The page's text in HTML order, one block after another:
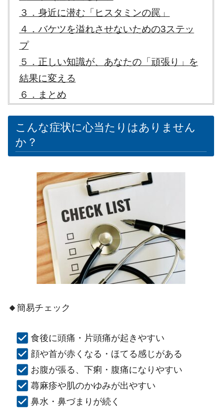
３．身近に潜む「ヒスタミンの罠」
４．バケツを溢れさせないための3ステッ
プ
５．正しい知識が、あなたの「頑張り」を
結果に変える
６．まとめ
こんな症状に心当たりはありません
か？
🔸簡易チェック
食後に頭痛・片頭痛が起きやすい
顔や首が赤くなる・ほてる感じがある
お腹が張る、下痢・腹痛になりやすい
蕁麻疹や肌のかゆみが出やすい
鼻水・鼻づまりが続く